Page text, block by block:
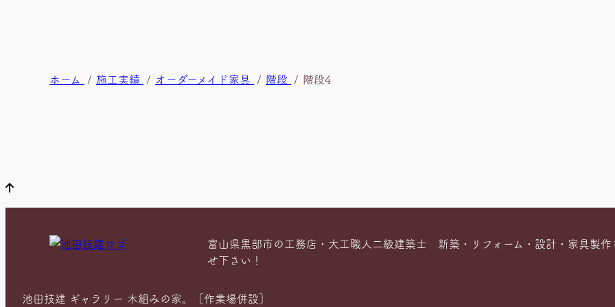
ホーム 施工実績 オーダーメイド家具 階段 階段4
富山県黒部市の工務店・大工職人二級建築士 新築・リフォーム・設計・家具製作
せ下さい！
池田技建 ギャラリー 木組みの家。［作業場併設］